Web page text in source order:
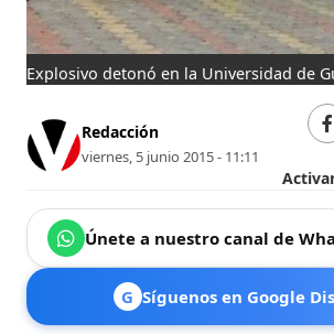
Explosivo detonó en la Universidad de
Redacción
viernes, 5 junio 2015 - 11:11
Únete a nuestro canal de
G Síguenos en Google